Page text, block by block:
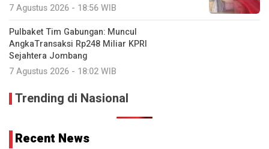
7 Agustus 2026 - 18:56 WIB
Pulbaket Tim Gabungan: Muncul
AngkaTransaksi Rp248 Miliar KPRI
Sejahtera Jombang
7 Agustus 2026 - 18:02 WIB
Trending di Nasional
Recent News